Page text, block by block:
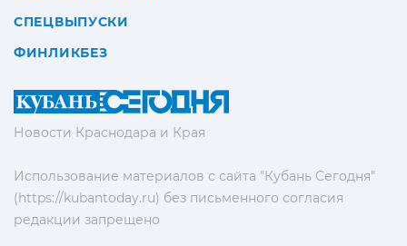
Новости Краснодара и Края
Использование материалов с сайта "Кубань Сегодня"
(https://kubantoday.ru) без письменного согласия
редакции запрещено
СПЕЦВЫПУСКИ
ФИНЛИКБЕЗ